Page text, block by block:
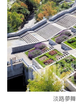
淡路夢